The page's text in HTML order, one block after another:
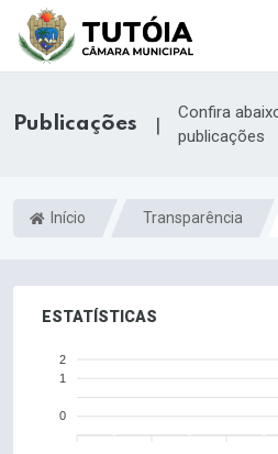
Publicações |
Confira
publicações
Início Transparência
ESTATÍSTICAS
2
1
0